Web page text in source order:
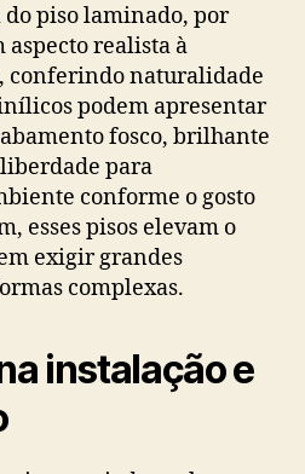
piso laminado, por
realista à
conferindo naturalidade
podem apresentar
fosco, brilhante
para
conforme o gosto
esses pisos elevam o
exigir grandes
complexas.
instalação e